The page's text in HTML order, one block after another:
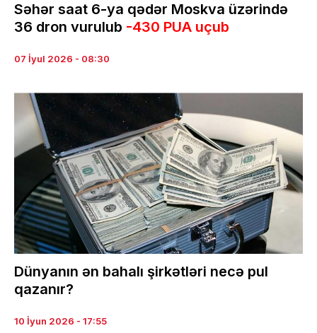
Səhər saat 6-ya qədər Moskva üzərində
36 dron vurulub -430 PUA uçub
07 İyul 2026 - 08:30
Dünyanın ən bahalı şirkətləri necə pul
qazanır?
10 İyun 2026 - 17:55